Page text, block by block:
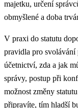
majetku, určení
obmyšlené a doba
V praxi do statutu
pravidla pro
účetnictví, zda a jak
správy, postup při
možnost změny
připravíte, tím hladší